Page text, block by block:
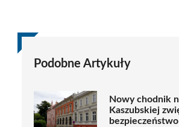
Podobne Artykuły
Nowy chodnik
Kaszubskiej